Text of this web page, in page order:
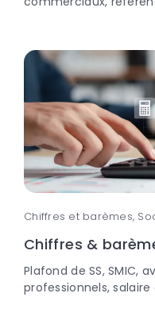
Chiffres et barèmes,
Chiffres &
Plafond de SS, SMIC,
professionnels,